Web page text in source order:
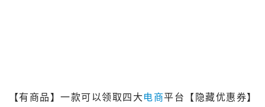
【有商品】一款可以领取四大 电商平台【隐藏优惠券】